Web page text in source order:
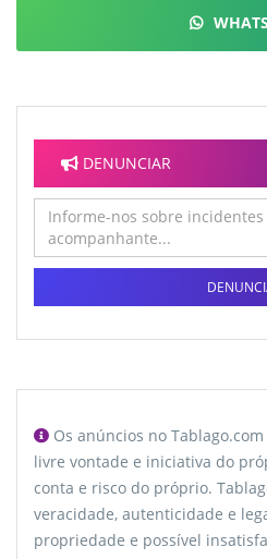
DENUNCIAR
Os anúncios no
livre vontade e iniciativa do
conta e risco do próprio.
veracidade, autenticidade e
propriedade e possível